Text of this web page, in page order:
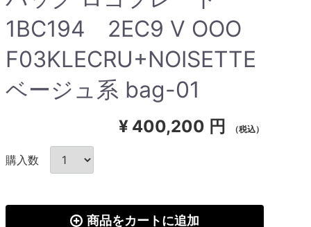
1BC194 2EC9 V OOO
F03KLECRU+NOISETTE
ベージュ系 bag-01
¥ 400,200 円 （税込）
購入数
商品をカートに追加